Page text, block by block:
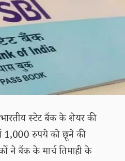
भारतीय स्टेट बैंक के शेयर की
रुपये को छूने की
ने बैंक के मार्च तिमाही के